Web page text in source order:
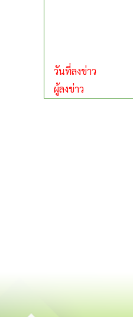
วันที่ลงข่าว
ผู้ลงข่าว